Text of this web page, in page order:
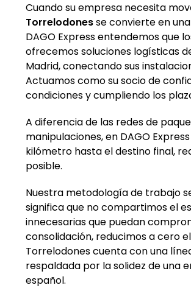
Cuando su empresa necesita
Torrelodonesse convierte en
DAGO Express entendemos que
ofrecemos soluciones logísticas
Madrid, conectando sus
Actuamos como su socio de
condiciones y cumpliendo los
A diferencia de las redes de
manipulaciones, en DAGO
kilómetro hasta el destino final,
posible.
Nuestra metodología de trabajo
significa que no compartimos el
innecesarias que puedan
consolidación, reducimos a cero
Torrelodones cuenta con una
respaldada por la solidez de una
español.